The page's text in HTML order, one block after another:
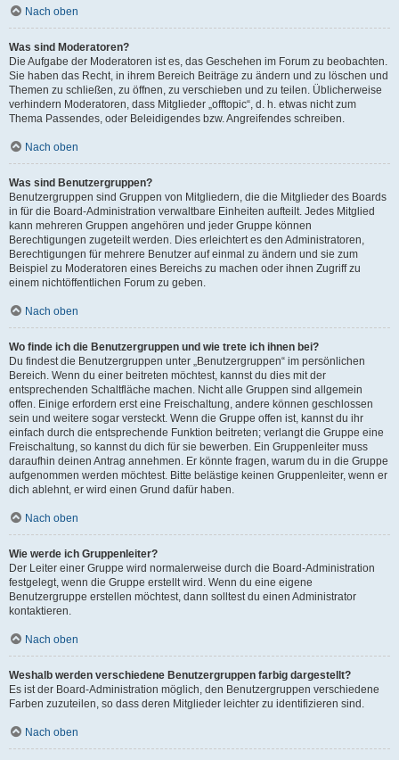
Nach oben
Was sind Moderatoren?
Die Aufgabe der Moderatoren ist es, das Geschehen im Forum zu beobachten.
Sie haben das Recht, in ihrem Bereich Beiträge zu ändern und zu löschen und
Themen zu schließen, zu öffnen, zu verschieben und zu teilen. Üblicherweise
verhindern Moderatoren, dass Mitglieder „offtopic“, d. h. etwas nicht zum
Thema Passendes, oder Beleidigendes bzw. Angreifendes schreiben.
Nach oben
Was sind Benutzergruppen?
Benutzergruppen sind Gruppen von Mitgliedern, die die Mitglieder des Boards
in für die Board-Administration verwaltbare Einheiten aufteilt. Jedes Mitglied
kann mehreren Gruppen angehören und jeder Gruppe können
Berechtigungen zugeteilt werden. Dies erleichtert es den Administratoren,
Berechtigungen für mehrere Benutzer auf einmal zu ändern und sie zum
Beispiel zu Moderatoren eines Bereichs zu machen oder ihnen Zugriff zu
einem nichtöffentlichen Forum zu geben.
Nach oben
Wo finde ich die Benutzergruppen und wie trete ich ihnen bei?
Du findest die Benutzergruppen unter „Benutzergruppen“ im persönlichen
Bereich. Wenn du einer beitreten möchtest, kannst du dies mit der
entsprechenden Schaltfläche machen. Nicht alle Gruppen sind allgemein
offen. Einige erfordern erst eine Freischaltung, andere können geschlossen
sein und weitere sogar versteckt. Wenn die Gruppe offen ist, kannst du ihr
einfach durch die entsprechende Funktion beitreten; verlangt die Gruppe eine
Freischaltung, so kannst du dich für sie bewerben. Ein Gruppenleiter muss
daraufhin deinen Antrag annehmen. Er könnte fragen, warum du in die Gruppe
aufgenommen werden möchtest. Bitte belästige keinen Gruppenleiter, wenn er
dich ablehnt, er wird einen Grund dafür haben.
Nach oben
Wie werde ich Gruppenleiter?
Der Leiter einer Gruppe wird normalerweise durch die Board-Administration
festgelegt, wenn die Gruppe erstellt wird. Wenn du eine eigene
Benutzergruppe erstellen möchtest, dann solltest du einen Administrator
kontaktieren.
Nach oben
Weshalb werden verschiedene Benutzergruppen farbig dargestellt?
Es ist der Board-Administration möglich, den Benutzergruppen verschiedene
Farben zuzuteilen, so dass deren Mitglieder leichter zu identifizieren sind.
Nach oben